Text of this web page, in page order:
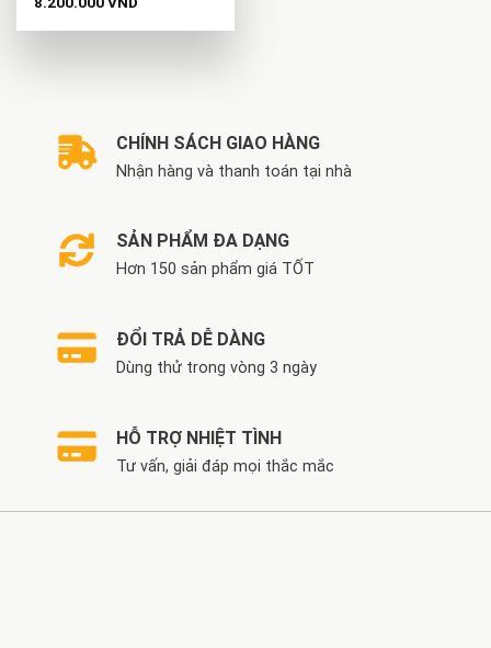
CHÍNH SÁCH GIAO HÀNG
Nhận hàng và thanh toán tại nhà
SẢN PHẨM ĐA DẠNG
Hơn 150 sản phẩm giá TỐT
ĐỔI TRẢ DỄ DÀNG
Dùng thử trong vòng 3 ngày
HỖ TRỢ NHIỆT TÌNH
Tư vấn, giải đáp mọi thắc mắc